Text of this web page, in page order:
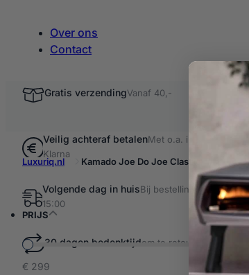
Over ons
Contact
Gratis verzendingVanaf 40,-
Veilig achteraf betalenMet o.a. iDEAL &
Klarna
Volgende dag in huisBij bestellingen voor
15:00
30 dagen bedenktijdom te retourneren
Luxuriq.nl Kamado Joe Do Joe Classic
Filter resultaten
PRIJS
€ 299